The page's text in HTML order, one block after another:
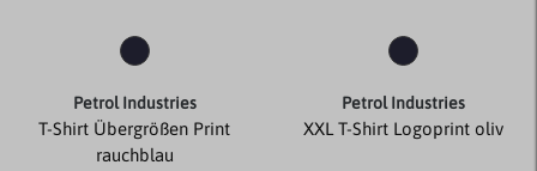
Petrol Industries
T-Shirt Übergrößen Print
rauchblau
Petrol Industries
XXL T-Shirt Logoprint oliv